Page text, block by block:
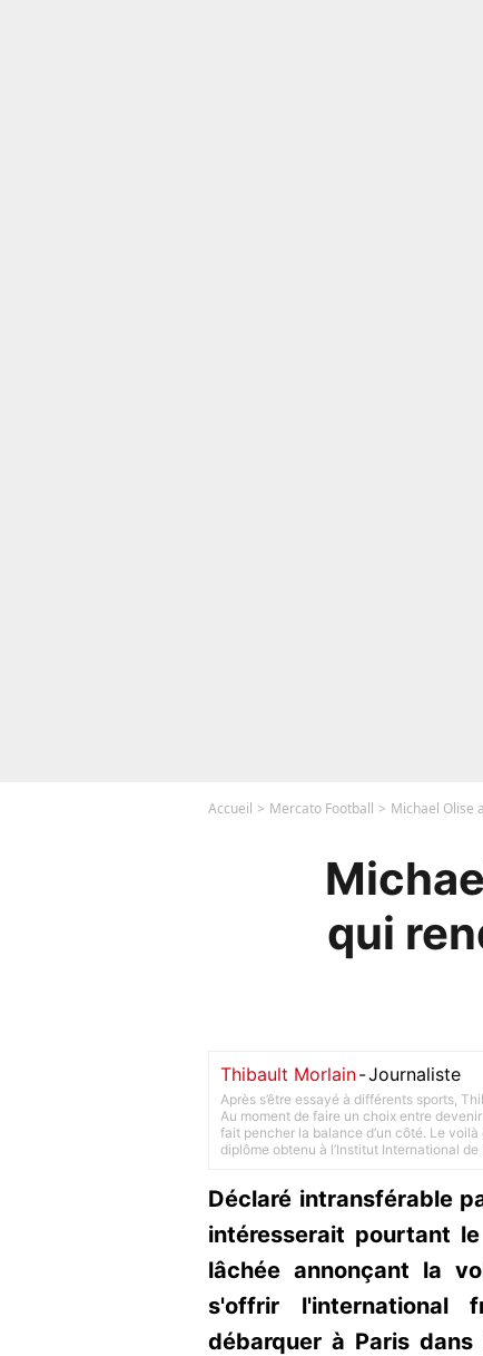
Accueil Mercato Football Michael Olise
qui
Thibault Morlain-Journaliste
Après s’être essayé à différents sports,
Au moment de faire un choix entre
fait pencher la balance d’un côté. Le
diplôme obtenu à l’Institut International
Déclaré intransférable
intéresserait pourtant
lâchée annonçant la
s'offrir l'international
débarquer à Paris